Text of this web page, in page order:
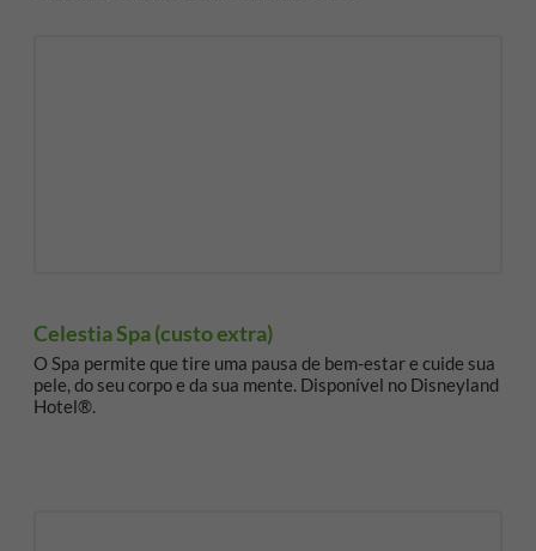
Celestia Spa (custo extra)
O Spa permite que tire uma pausa de bem-estar e cuide sua
pele, do seu corpo e da sua mente. Disponível no Disneyland
Hotel®.